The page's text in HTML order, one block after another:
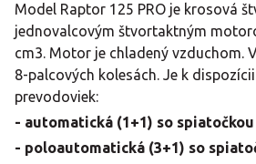
Model Raptor 125 PRO je krosová
jednovalcovým štvortaktným
cm3. Motor je chladený vzduchom.
8-palcových kolesách. Je k
prevodoviek:
- automatická (1+1) so spiatočkou
- poloautomatická (3+1) so